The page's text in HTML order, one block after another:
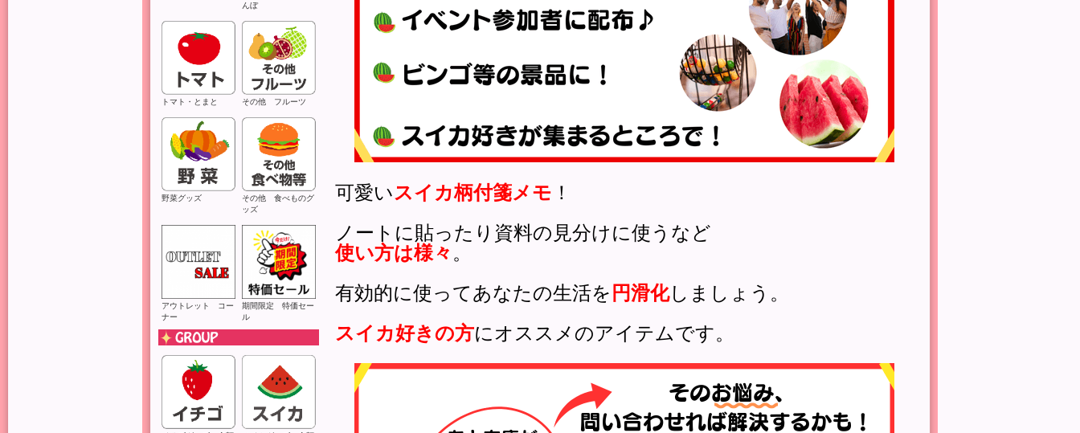
んぼ
トマト・とまと その他 フルーツ
野菜グッズ
その他 食べものグ
ッズ
アウトレット コー
ナー
期間限定 特価セー
ル
可愛いスイカ柄付箋メモ ！
ノートに貼ったり資料の見分けに使うなど
使い方は様々 。
有効的に使ってあなたの生活を 円滑化しましょう。
スイカ好きの方にオススメのアイテムです。